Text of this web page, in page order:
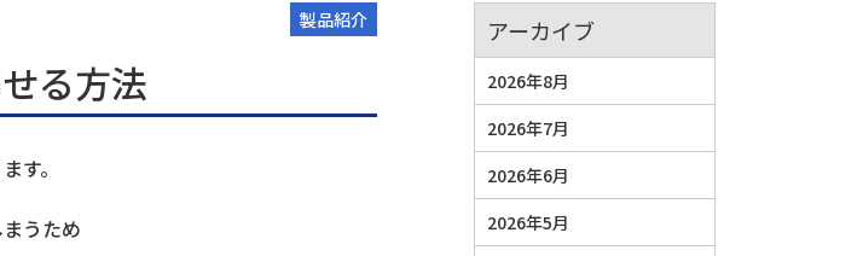
製品紹介
る方法
す。
うため
アーカイブ
2026年8月
2026年7月
2026年6月
2026年5月